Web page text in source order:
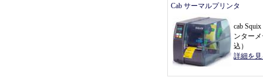
Cab サーマルプリンタ
cab
ンター
込 ）
詳細を